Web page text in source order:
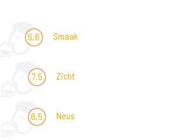
6,6 Smaak
7,5 Zicht
6,5 Neus